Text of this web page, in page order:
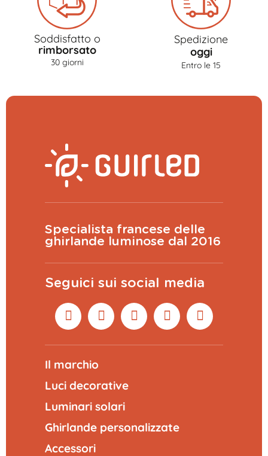
Soddisfatto o
rimborsato
30 giorni
Spedizione
oggi
Entro le 15
Specialista francese delle
ghirlande luminose dal 2016
Seguici sui social media
Il marchio
Luci decorative
Luminari solari
Ghirlande personalizzate
Accessori